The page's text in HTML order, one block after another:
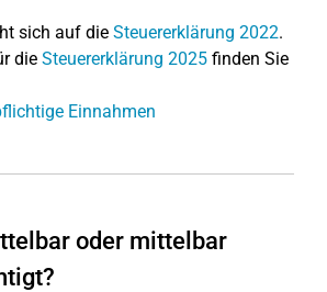
sich auf die Steuererklärung 2022.
die Steuererklärung 2025 finden Sie
Einnahmen
oder mittelbar